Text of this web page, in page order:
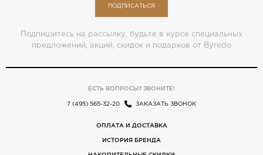
ПОДПИСАТЬСЯ
Подпишитесь на рассылку, будьте в курсе специальных
предложений, акций, скидок и подарков от Byredo
ЕСТЬ ВОПРОСЫ? ЗВОНИТЕ!
7 (495) 565-32-20 ЗАКАЗАТЬ ЗВОНОК
ОПЛАТА И ДОСТАВКА
ИСТОРИЯ БРЕНДА